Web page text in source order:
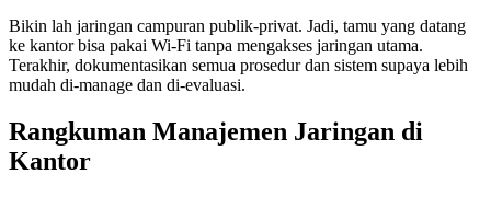
Bikin lah jaringan campuran publik-privat. Jadi, tamu yang datang
ke kantor bisa pakai Wi-Fi tanpa mengakses jaringan utama.
Terakhir, dokumentasikan semua prosedur dan sistem supaya lebih
mudah di-manage dan di-evaluasi.
Rangkuman Manajemen Jaringan di
Kantor